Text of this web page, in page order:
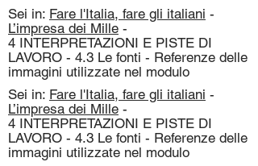
Sei in: Fare l'Italia, fare gli italiani -
L’impresa dei Mille -
4 INTERPRETAZIONI E PISTE DI
LAVORO - 4.3 Le fonti - Referenze delle
immagini utilizzate nel modulo
Sei in: Fare l'Italia, fare gli italiani -
L’impresa dei Mille -
4 INTERPRETAZIONI E PISTE DI
LAVORO - 4.3 Le fonti - Referenze delle
immagini utilizzate nel modulo